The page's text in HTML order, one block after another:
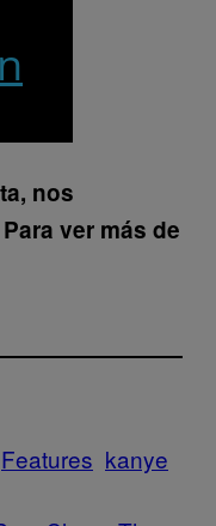
nos
ver más de
Features kanye